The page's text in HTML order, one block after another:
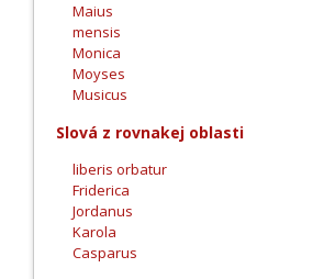
Maius
mensis
Monica
Moyses
Musicus
Slová z rovnakej oblasti
liberis orbatur
Friderica
Jordanus
Karola
Casparus